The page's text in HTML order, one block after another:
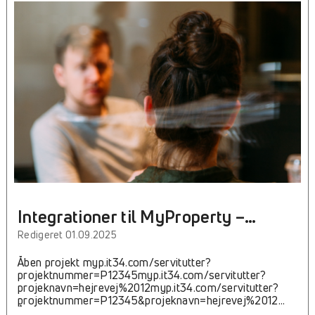
Overdrev20007551963091717.09.19639516Dok om
bebyggelse, benyttelse, udstykning mv , vejudlæg eller
forpligtelse hertil17.09.1963-9516-1515_E_604Hent
dokumentHillerød Kommune1-12Tinglysning af original
byplanvedtægt
Integrationer til MyProperty –
Servitutter
Redigeret 01.09.2025
Åben projekt myp.it34.com/servitutter?
projektnummer=P12345myp.it34.com/servitutter?
projeknavn=hejrevej%2012myp.it34.com/servitutter?
projektnummer=P12345&projeknavn=hejrevej%2012